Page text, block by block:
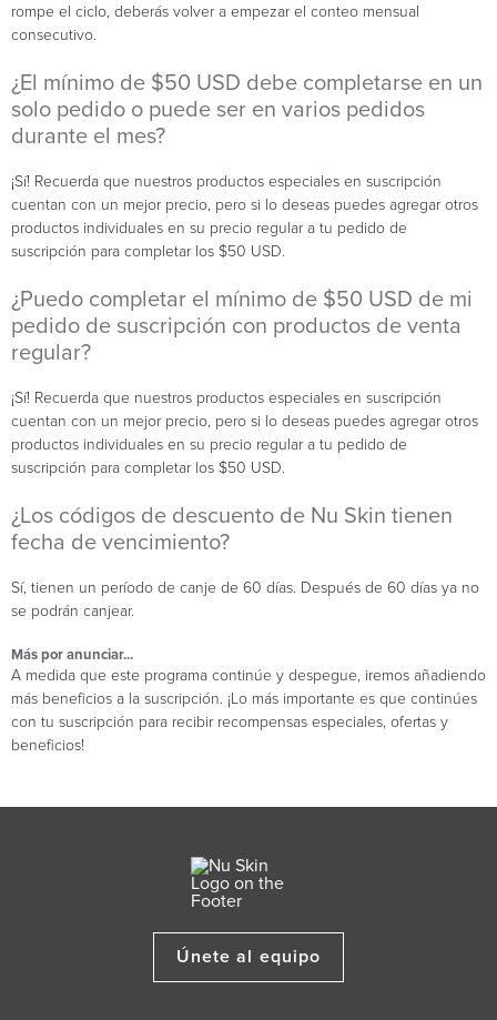
rompe el ciclo, deberás volver a empezar el conteo mensual
consecutivo.
¿El mínimo de $50 USD debe completarse en un
solo pedido o puede ser en varios pedidos
durante el mes?
¡Sí! Recuerda que nuestros productos especiales en suscripción
cuentan con un mejor precio, pero si lo deseas puedes agregar otros
productos individuales en su precio regular a tu pedido de
suscripción para completar los $50 USD.
¿Puedo completar el mínimo de $50 USD de mi
pedido de suscripción con productos de venta
regular?
¡Sí! Recuerda que nuestros productos especiales en suscripción
cuentan con un mejor precio, pero si lo deseas puedes agregar otros
productos individuales en su precio regular a tu pedido de
suscripción para completar los $50 USD.
¿Los códigos de descuento de Nu Skin tienen
fecha de vencimiento?
Sí, tienen un período de canje de 60 días. Después de 60 días ya no
se podrán canjear.
Más por anunciar...
A medida que este programa continúe y despegue, iremos añadiendo
más beneficios a la suscripción. ¡Lo más importante es que continúes
con tu suscripción para recibir recompensas especiales, ofertas y
beneficios!
Únete al equipo